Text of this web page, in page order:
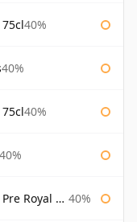
40%
40%
40%
40%
Warrant 40%